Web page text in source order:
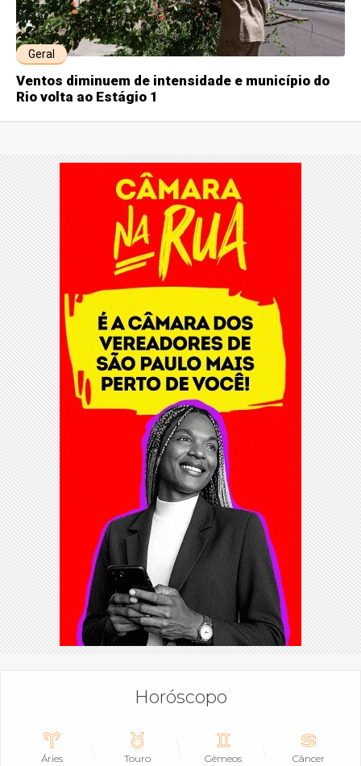
Geral
Ventos diminuem de intensidade e município do
Rio volta ao Estágio 1
Horóscopo
Áries Touro Gêmeos Câncer